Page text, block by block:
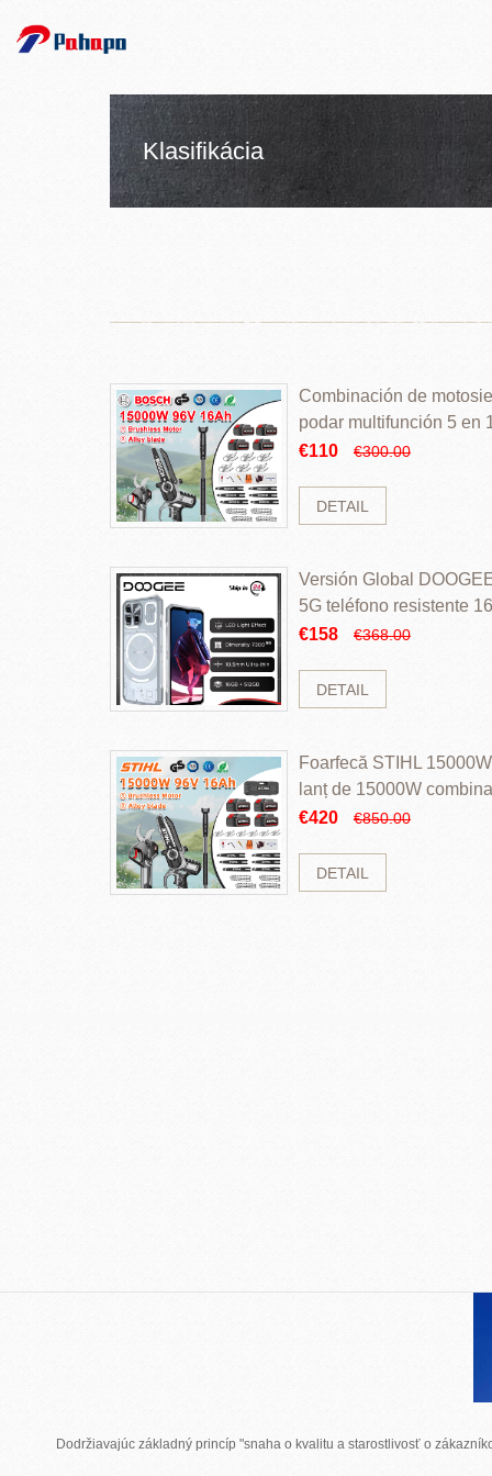
Klasifikácia
Combinación de
podar multifunción 5 en
€110
€300.00
DETAIL
Versión Global
5G teléfono resistente
ROM Mediatek
€158 €368.00
DETAIL
Foarfecă STIHL
lanț de 15000W
perii și baterie cu li
€420 €850.00
DETAIL
Dodržiavajúc základný princíp "snaha o kvalitu a starostlivosť o